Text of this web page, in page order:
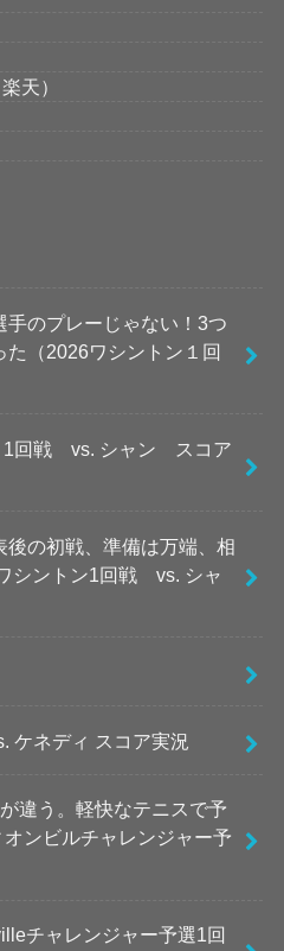
天）
手のプレーじゃない！3つ
（2026ワシントン１回
1回戦 vs. シャン スコア
後の初戦、準備は万端、相
シントン1回戦 vs. シャ
ケネディ スコア実況
違う。軽快なテニスで予
ンビルチャレンジャー予
チャレンジャー予選1回